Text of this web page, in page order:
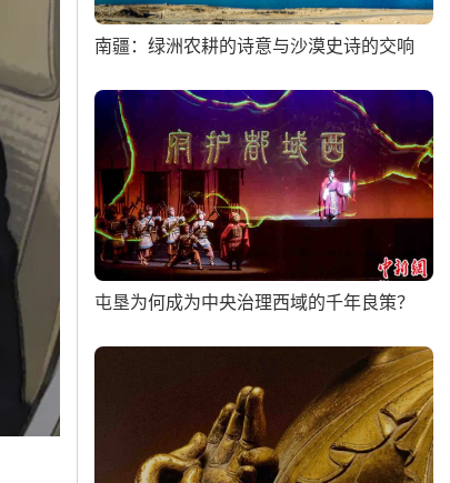
南疆：绿洲农耕的诗意与沙漠史诗的交响
屯垦为何成为中央治理西域的千年良策？